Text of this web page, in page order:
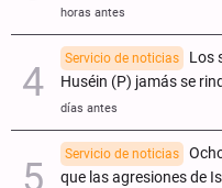
horas antes
Servicio de noticias
Los
Huséin (P) jamás se
días antes
Servicio de noticias
que las agresiones de